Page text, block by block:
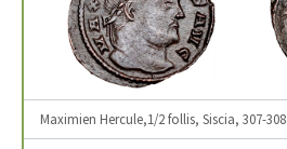
Maximien Hercule,1/2 follis, Siscia, 307-308